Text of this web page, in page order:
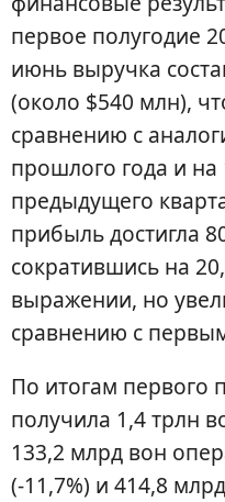
первое полугодие
июнь выручка
(около $540 млн),
сравнению с
прошлого года и на
предыдущего
прибыль достигла
сократившись на
выражении, но
сравнению с
По итогам первого
получила 1,4 трлн
133,2 млрд вон
(-11,7%) и 414,8